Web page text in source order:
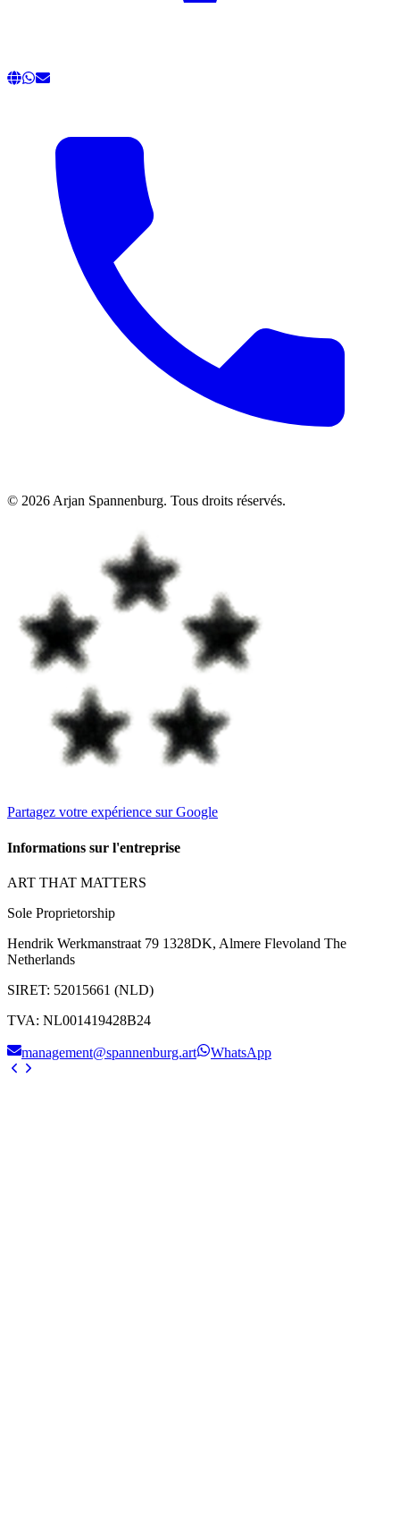
© 2026 Arjan Spannenburg. Tous droits réservés.
Partagez votre expérience sur Google
Informations sur l'entreprise
ART THAT MATTERS
Sole Proprietorship
Hendrik Werkmanstraat 79 1328DK, Almere Flevoland The
Netherlands
SIRET: 52015661 (NLD)
TVA: NL001419428B24
management@spannenburg.art WhatsApp